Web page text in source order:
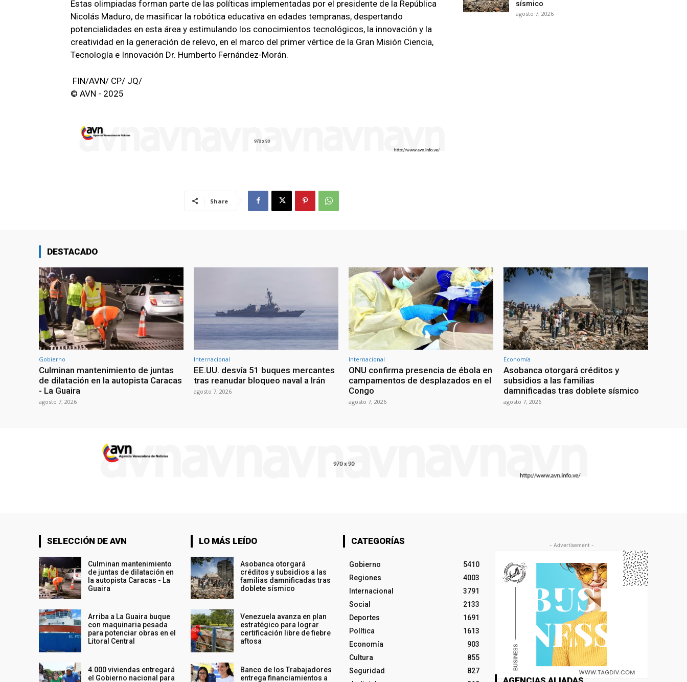
Estas olimpiadas forman parte de las políticas implementadas por el presidente de la República
Nicolás Maduro, de masificar la robótica educativa en edades tempranas, despertando
potencialidades en esta área y estimulando los conocimientos tecnológicos, la innovación y la
creatividad en la generación de relevo, en el marco del primer vértice de la Gran Misión Ciencia,
Tecnología e Innovación Dr. Humberto Fernández-Morán.
FIN/AVN/ CP/ JQ/
© AVN - 2025
Share
sísmico
agosto 7, 2026
DESTACADO
Gobierno
Culminan mantenimiento de juntas
de dilatación en la autopista Caracas
- La Guaira
agosto 7, 2026
Internacional
EE.UU. desvía 51 buques mercantes
tras reanudar bloqueo naval a Irán
agosto 7, 2026
Internacional
ONU confirma presencia de ébola en
campamentos de desplazados en el
Congo
agosto 7, 2026
Economía
Asobanca otorgará créditos y
subsidios a las familias
damnificadas tras doblete sísmico
agosto 7, 2026
SELECCIÓN DE AVN
Culminan mantenimiento
de juntas de dilatación en
la autopista Caracas - La
Guaira
Arriba a La Guaira buque
con maquinaria pesada
para potenciar obras en el
Litoral Central
4.000 viviendas entregará
el Gobierno nacional para
LO MÁS LEÍDO
Asobanca otorgará
créditos y subsidios a las
familias damnificadas tras
doblete sísmico
Venezuela avanza en plan
estratégico para lograr
certificación libre de fiebre
aftosa
Banco de los Trabajadores
entrega financiamientos a
CATEGORÍAS
Gobierno
5410
Regiones
4003
Internacional
3791
Social
2133
Deportes
1691
Política
1613
Economía
903
Cultura
855
Seguridad
827
- Advertisement -